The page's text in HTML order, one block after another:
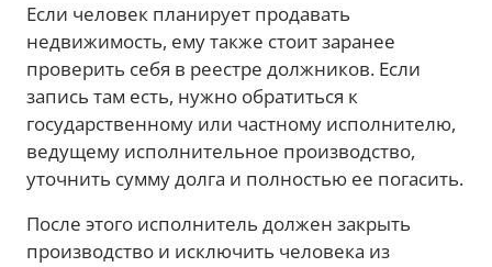
Если человек планирует продавать
недвижимость, ему также стоит заранее
проверить себя в реестре должников. Если
запись там есть, нужно обратиться к
государственному или частному исполнителю,
ведущему исполнительное производство,
уточнить сумму долга и полностью ее погасить.
После этого исполнитель должен закрыть
производство и исключить человека из